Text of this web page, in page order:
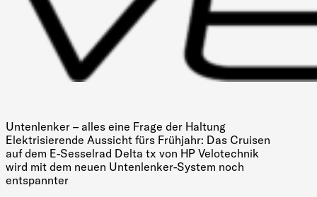
Untenlenker – alles eine Frage der Haltung
Elektrisierende Aussicht fürs Frühjahr: Das Cruisen
auf dem E-Sesselrad Delta tx von HP Velotechnik
wird mit dem neuen Untenlenker-System noch
entspannter